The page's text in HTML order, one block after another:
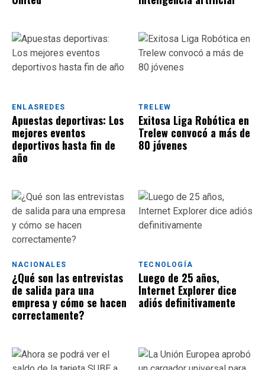
ENLASREDES
Apuestas deportivas: Los
mejores eventos
deportivos hasta fin de
año
TRELEW
Exitosa Liga Robótica en
Trelew convocó a más de
80 jóvenes
NACIONALES
¿Qué son las entrevistas
de salida para una
empresa y cómo se hacen
correctamente?
TECNOLOGÍA
Luego de 25 años,
Internet Explorer dice
adiós definitivamente